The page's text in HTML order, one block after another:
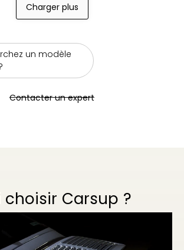
Charger plus
un modèle
Contacter un expert
choisir Carsup ?